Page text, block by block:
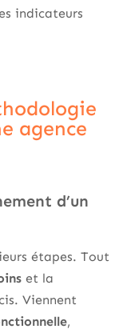
indicateurs
agence
d’un
étapes. Tout
et la
Viennent
,